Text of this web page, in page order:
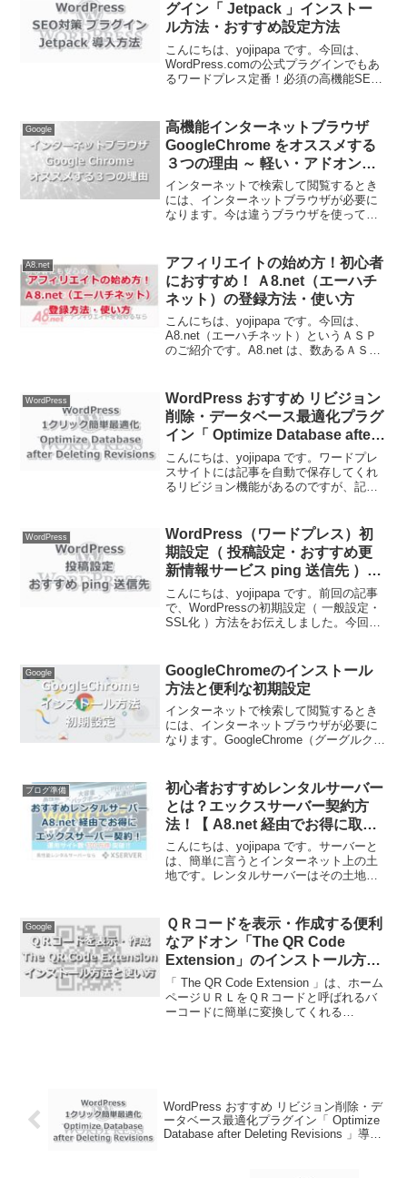
グイン「 Jetpack 」インストー
ル方法・おすすめ設定方法
こんにちは、yojipapa です。今回は、
WordPress.comの公式プラグインでもあ
るワードプレス定番！必須の高機能SEO
方法をお伝えします。セキュリテ...
Google
高機能インターネットブラウザ
GoogleChrome をオススメする
３つの理由 ～ 軽い・アドオン・
共有 ～
インターネットで検索して閲覧するとき
には、インターネットブラウザが必要に
なります。今は違うブラウザを使ってい
は、私がGoogle Chrome を使うように...
A8.net
アフィリエイトの始め方！初心者
におすすめ！ Ａ8.net（エーハチ
ネット）の登録方法・使い方
こんにちは、yojipapa です。今回は、
A8.net（エーハチネット）というＡＳＰ
のご紹介です。A8.net は、数あるＡＳＰ
あまり知られていない商品まで幅広...
WordPress
WordPress おすすめ リビジョン
削除・データベース最適化プラグ
イン「 Optimize Database after
Deleting Revisions 」導入方法
こんにちは、yojipapa です。ワードプレ
スサイトには記事を自動で保存してくれ
るリビジョン機能があるのですが、記事
んな時に簡単１クリックで、不要なリビ
ジョンを削除で...
WordPress
WordPress（ワードプレス）初
期設定（ 投稿設定・おすすめ更
新情報サービス ping 送信先 ）方
法
こんにちは、yojipapa です。前回の記事
で、WordPressの初期設定（ 一般設定・
SSL化 ）方法をお伝えしました。今回
ス ping 送信先 ）方法...
Google
GoogleChromeのインストール
方法と便利な初期設定
インターネットで検索して閲覧するとき
には、インターネットブラウザが必要に
なります。GoogleChrome（グーグルクロ
は、GoogleChromeのインストー...
ブログ準備
初心者おすすめレンタルサーバー
とは？エックスサーバー契約方
法！【 A8.net 経由でお得に取
得！】
こんにちは、yojipapa です。サーバーと
は、簡単に言うとインターネット上の土
地です。レンタルサーバーはその土地を
ンが住所、レンタルサーバーが土地、ホ
ームページがお...
Google
ＱＲコードを表示・作成する便利
なアドオン「The QR Code
Extension」のインストール方法
と使い方
「 The QR Code Extension 」は、ホーム
ページＵＲＬをＱＲコードと呼ばれるバ
ーコードに簡単に変換してくれる
WordPress おすすめ リビジョン削除・デ
ータベース最適化プラグイン「 Optimize
Database after Deleting Revisions 」導入